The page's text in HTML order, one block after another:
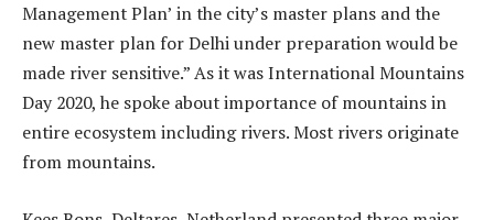
Management Plan’ in the city’s master plans and the
new master plan for Delhi under preparation would be
made river sensitive.” As it was International Mountains
Day 2020, he spoke about importance of mountains in
entire ecosystem including rivers. Most rivers originate
from mountains.